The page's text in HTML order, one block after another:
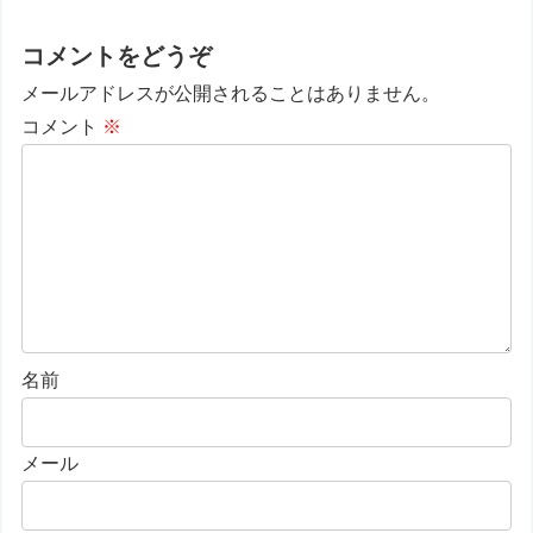
コメントをどうぞ
メールアドレスが公開されることはありません。
コメント ※
名前
メール